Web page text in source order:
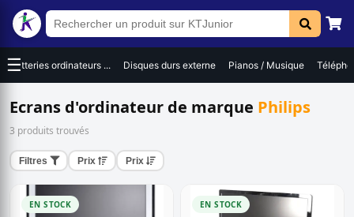
☰
Batteries ordinateurs ... Disques durs externe Pianos / Musique
Ecrans d'ordinateur de marque Philips
3 produits trouvés
Filtres Prix Prix
EN STOCK EN STOCK